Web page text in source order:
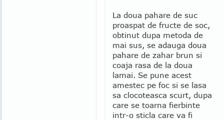
La doua pahare de suc
proaspat de fructe de soc,
obtinut dupa metoda de
mai sus, se adauga doua
pahare de zahar brun si
coaja rasa de la doua
lamai. Se pune acest
amestec pe foc si se lasa
sa clocoteasca scurt, dupa
care se toarna fierbinte
intr-o sticla care va fi